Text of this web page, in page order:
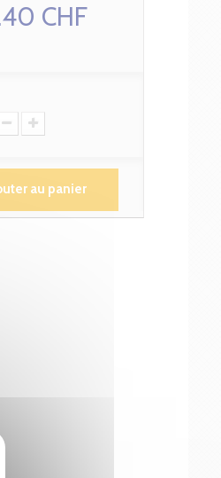
le bandeau des cookies
CHF
au panier